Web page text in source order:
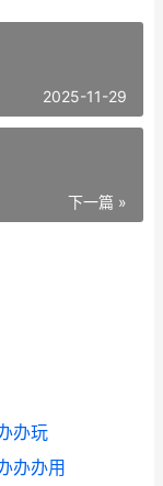
2025-11-29
下一篇 »
办玩
办办用